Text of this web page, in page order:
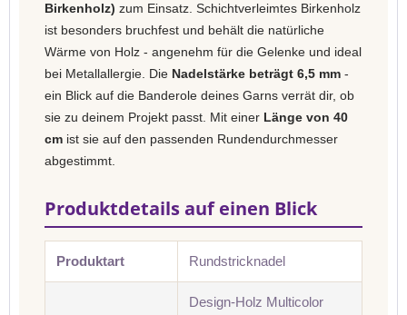
Birkenholz) zum Einsatz. Schichtverleimtes Birkenholz
ist besonders bruchfest und behält die natürliche
Wärme von Holz - angenehm für die Gelenke und ideal
bei Metallallergie. Die Nadelstärke beträgt 6,5 mm -
ein Blick auf die Banderole deines Garns verrät dir, ob
sie zu deinem Projekt passt. Mit einer Länge von 40
cm ist sie auf den passenden Rundendurchmesser
abgestimmt.
Produktdetails auf einen Blick
Produktart Rundstricknadel
Design-Holz Multicolor